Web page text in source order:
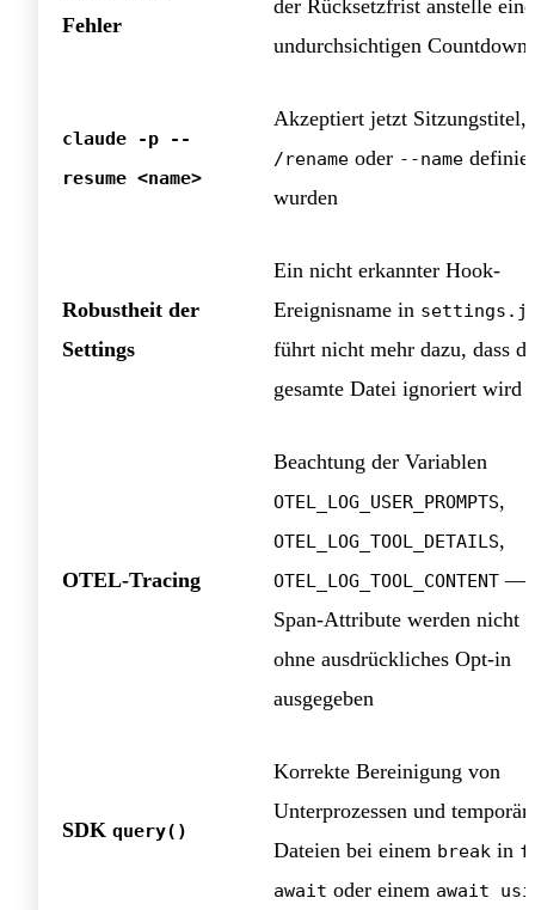
Fehler
der Rücksetzfrist anstelle
undurchsichtigen Countdowns
claude -p --
resume <name>
Akzeptiert jetzt Sitzungstitel,
/rename oder --name
wurden
Robustheit der
Settings
Ein nicht erkannter Hook-
Ereignisname in
führt nicht mehr dazu, dass
gesamte Datei ignoriert wird
OTEL-Tracing
Beachtung der Variablen
OTEL_LOG_USER_PROMPTS,
OTEL_LOG_TOOL_DETAILS,
OTEL_LOG_TOOL_CONTENT —
Span-Attribute werden nicht
ohne ausdrückliches Opt-in
ausgegeben
SDK query()
Korrekte Bereinigung von
Unterprozessen und
Dateien bei einem break in
await oder einem await